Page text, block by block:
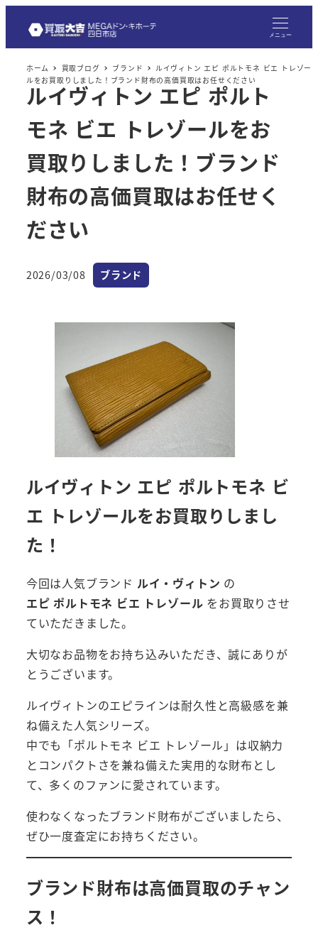
メニュー
ホーム 買取ブログ ブランド
ルイヴィトン エピ ポルトモネ ビエ トレゾー
ルをお買取りしました！ブランド財布の高価買取はお任せください
ルイヴィトン エピ ポルト
モネ ビエ トレゾールをお
買取りしました！ブランド
財布の高価買取はお任せく
ださい
投稿日
2026/03/08 カテゴリー
ブランド
ルイヴィトン エピ ポルトモネ ビ
エ トレゾールをお買取りしまし
た！
今回は人気ブランド ルイ・ヴィトン の
エピ ポルトモネ ビエ トレゾール をお買取りさせ
ていただきました。
大切なお品物をお持ち込みいただき、誠にありが
とうございます。
ルイヴィトンのエピラインは耐久性と高級感を兼
ね備えた人気シリーズ。
中でも「ポルトモネ ビエ トレゾール」は収納力
とコンパクトさを兼ね備えた実用的な財布とし
て、多くのファンに愛されています。
使わなくなったブランド財布がございましたら、
ぜひ一度査定にお持ちください。
ブランド財布は高価買取のチャン
ス！